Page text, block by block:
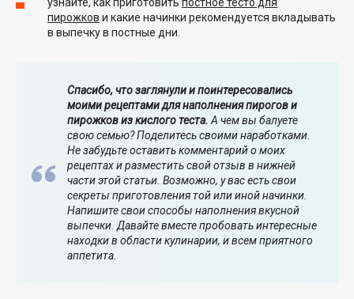
узнайте, как приготовить постное тесто для
пирожков и какие начинки рекомендуется вкладывать
в выпечку в постные дни.
Спасибо, что заглянули и поинтересовались
моими рецептами для наполнения пирогов и
пирожков из кислого теста. А чем вы балуете
свою семью? Поделитесь своими наработками.
Не забудьте оставить комментарий о моих
рецептах и разместить свой отзыв в нижней
части этой статьи. Возможно, у вас есть свои
секреты приготовления той или иной начинки.
Напишите свои способы наполнения вкусной
выпечки. Давайте вместе пробовать интересные
находки в области кулинарии, и всем приятного
аппетита.